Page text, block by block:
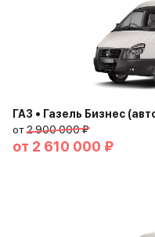
ГАЗ • Газель Бизнес
от2 900 000 ₽
от 2 610 000 ₽